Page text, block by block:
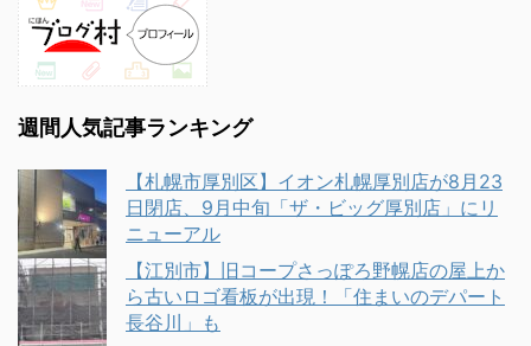
週間人気記事ランキング
【札幌市厚別区】イオン札幌厚別店が8月23
日閉店、9月中旬「ザ・ビッグ厚別店」にリ
ニューアル
【江別市】旧コープさっぽろ野幌店の屋上か
ら古いロゴ看板が出現！「住まいのデパート
長谷川」も